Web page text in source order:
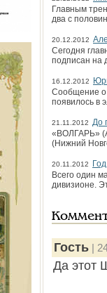
Главным
два с
20.12.2012
Сегодня
подписан на
16.12.2012
Сообщение о
появилось в
21.11.2012 До
«ВОЛГАРЬ»
(Нижний
20.11.2012
Всего один
дивизионе.
Гость |
Да этот